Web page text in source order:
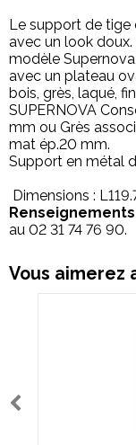
Le support de tige
avec un look doux.
modèle Supernova,
avec un plateau
bois, grès, laqué,
SUPERNOVA
mm ou Grès
mat ép.20 mm.
Support en métal
Dimensions :
Renseignements
au 02 31 74 76 90.
Vous aimerez